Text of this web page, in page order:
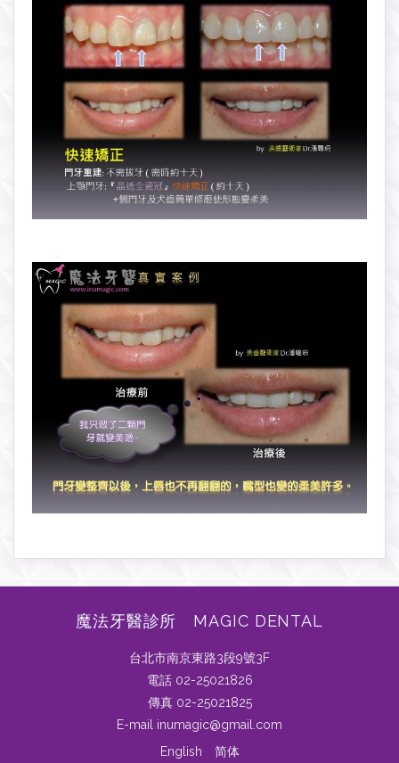
魔法牙醫診所 MAGIC DENTAL
台北市南京東路3段9號3F
電話 02-25021826
傳真 02-25021825
E-mail inumagic@gmail.com
English
简体